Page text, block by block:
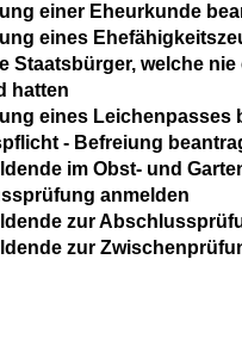
einer Eheurkunde
eines
Staatsbürger, welche
hatten
eines Leichenpasses
- Befreiung
im Obst- und
anmelden
zur
zur